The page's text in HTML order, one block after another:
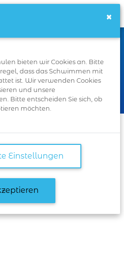
Suchen
Str. 7, 76135
×
bieten wir Cookies an. Bitte
dass das Schwimmen mit
ist. Wir verwenden Cookies
und unsere
Bitte entscheiden Sie sich, ob
möchten.
Einstellungen